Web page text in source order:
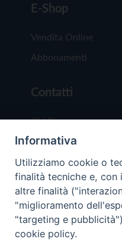
E-Shop
Vendita Online
Abbonamenti
Contatti
Chi Siamo
Redazione
Scrivici
Copyright © 2019
Informativa
Utilizziamo cookie o
finalità tecniche e, con
altre finalità
"miglioramento
"targeting e
cookie policy.